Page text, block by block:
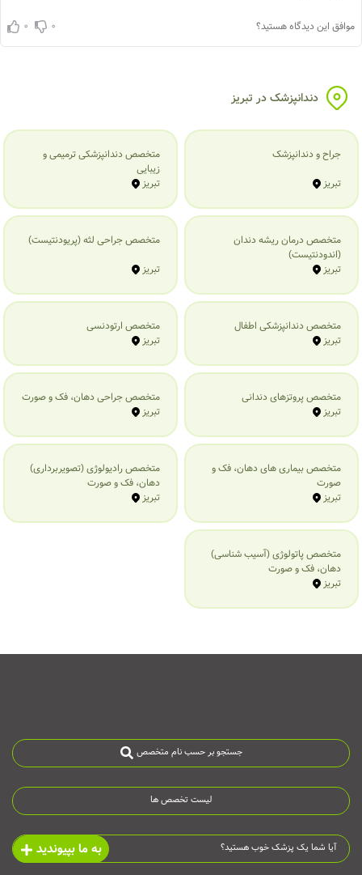
این دیدگاه هستید؟ 0
دندانپزشک در تبریز
جراح و دندانپزشک
تبریز
متخصص دندانپزشکی ترمیمی و
زیبایی
تبریز
متخصص درمان ریشه دندان
(اندودنتیست)
تبریز
متخصص جراحی لثه (پریودنتیست)
تبریز
متخصص دندانپزشکی اطفال
تبریز
متخصص ارتودنسی
تبریز
متخصص پروتزهای دندانی
تبریز
متخصص جراحی دهان، فک و صورت
تبریز
متخصص بیماری‌ های دهان، فک و
صورت
تبریز
متخصص رادیولوژی (تصویربرداری)
دهان، فک و صورت
تبریز
متخصص پاتولوژی (آسیب شناسی)
دهان، فک و صورت
تبریز
جستجو بر حسب نام متخصص
لیست تخصص ها
آیا شما یک پزشک خوب هستید؟ به ما بپیوندید